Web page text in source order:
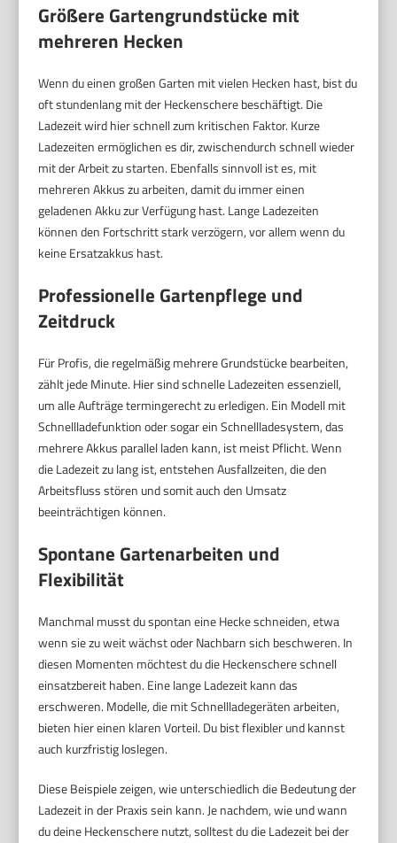
Größere Gartengrundstücke mit
mehreren Hecken
Wenn du einen großen Garten mit vielen Hecken hast, bist du
oft stundenlang mit der Heckenschere beschäftigt. Die
Ladezeit wird hier schnell zum kritischen Faktor. Kurze
Ladezeiten ermöglichen es dir, zwischendurch schnell wieder
mit der Arbeit zu starten. Ebenfalls sinnvoll ist es, mit
mehreren Akkus zu arbeiten, damit du immer einen
geladenen Akku zur Verfügung hast. Lange Ladezeiten
können den Fortschritt stark verzögern, vor allem wenn du
keine Ersatzakkus hast.
Professionelle Gartenpflege und
Zeitdruck
Für Profis, die regelmäßig mehrere Grundstücke bearbeiten,
zählt jede Minute. Hier sind schnelle Ladezeiten essenziell,
um alle Aufträge termingerecht zu erledigen. Ein Modell mit
Schnellladefunktion oder sogar ein Schnellladesystem, das
mehrere Akkus parallel laden kann, ist meist Pflicht. Wenn
die Ladezeit zu lang ist, entstehen Ausfallzeiten, die den
Arbeitsfluss stören und somit auch den Umsatz
beeinträchtigen können.
Spontane Gartenarbeiten und
Flexibilität
Manchmal musst du spontan eine Hecke schneiden, etwa
wenn sie zu weit wächst oder Nachbarn sich beschweren. In
diesen Momenten möchtest du die Heckenschere schnell
einsatzbereit haben. Eine lange Ladezeit kann das
erschweren. Modelle, die mit Schnellladegeräten arbeiten,
bieten hier einen klaren Vorteil. Du bist flexibler und kannst
auch kurzfristig loslegen.
Diese Beispiele zeigen, wie unterschiedlich die Bedeutung der
Ladezeit in der Praxis sein kann. Je nachdem, wie und wann
du deine Heckenschere nutzt, solltest du die Ladezeit bei der